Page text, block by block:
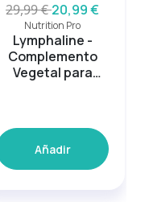
29,99 €20,99 €
Nutrition Pro
Lymphaline -
Complemento
Vegetal para
Añadir